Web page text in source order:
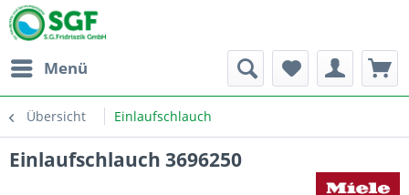
Menü
Übersicht Einlaufschlauch
Einlaufschlauch 3696250